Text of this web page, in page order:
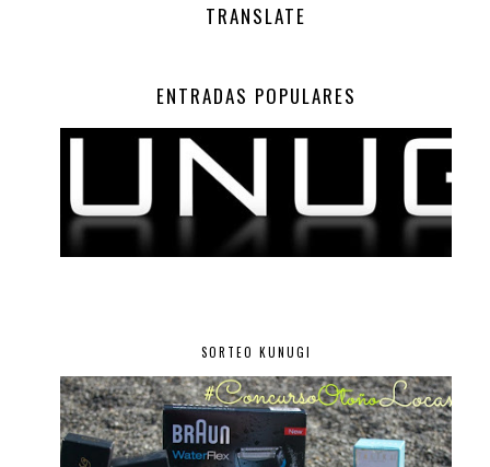
TRANSLATE
ENTRADAS POPULARES
SORTEO KUNUGI